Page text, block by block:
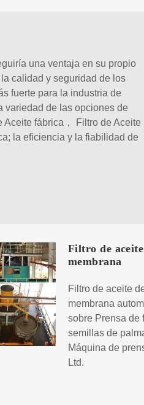
una ventaja en su propio
calidad y seguridad de los
fuerte para la industria de
variedad de las opciones de
Aceite fábrica， Filtro de Aceite
la eficiencia y la fiabilidad de
Filtro de
membrana
Filtro de aceite
membrana
sobre Prensa de
semillas de
Máquina de
Ltd.